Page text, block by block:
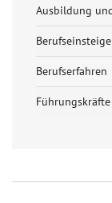
Ausbildung
Berufserfahren
Führungskräfte